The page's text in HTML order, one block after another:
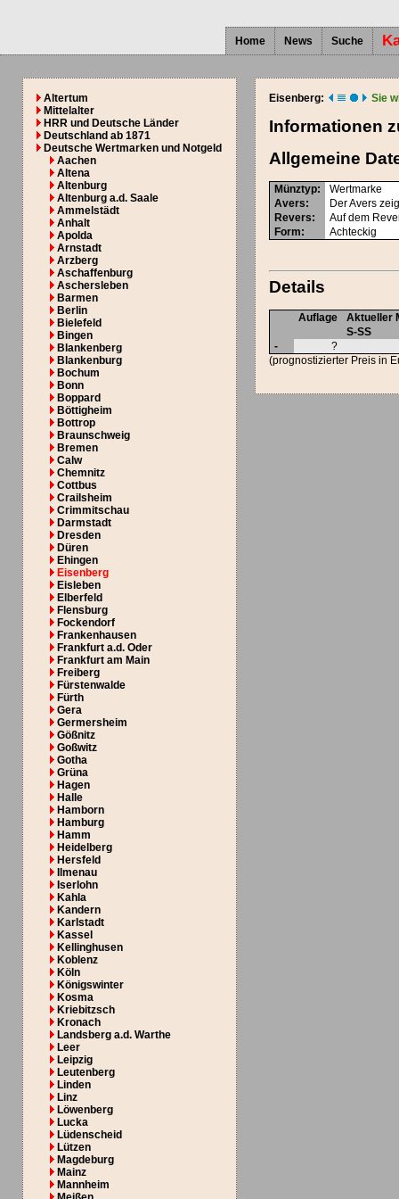
Home News Suche
Altertum
Mittelalter
HRR und Deutsche Länder
Deutschland ab 1871
Deutsche Wertmarken und Notgeld
Aachen
Altena
Altenburg
Altenburg a.d. Saale
Ammelstädt
Anhalt
Apolda
Arnstadt
Arzberg
Aschaffenburg
Aschersleben
Barmen
Berlin
Bielefeld
Bingen
Blankenberg
Blankenburg
Bochum
Bonn
Boppard
Böttigheim
Bottrop
Braunschweig
Bremen
Calw
Chemnitz
Cottbus
Crailsheim
Crimmitschau
Darmstadt
Dresden
Düren
Ehingen
Eisenberg
Eisleben
Elberfeld
Flensburg
Fockendorf
Frankenhausen
Frankfurt a.d. Oder
Frankfurt am Main
Freiberg
Fürstenwalde
Fürth
Gera
Germersheim
Gößnitz
Goßwitz
Gotha
Grüna
Hagen
Halle
Hamborn
Hamburg
Hamm
Heidelberg
Hersfeld
Ilmenau
Iserlohn
Kahla
Kandern
Karlstadt
Kassel
Kellinghusen
Koblenz
Köln
Königswinter
Kosma
Kriebitzsch
Kronach
Landsberg a.d. Warthe
Leer
Leipzig
Leutenberg
Linden
Linz
Löwenberg
Lucka
Lüdenscheid
Lützen
Magdeburg
Mainz
Mannheim
Eisenberg: Sie
Informationen
Allgemeine
Münztyp:
Wertmarke
Avers:
Der Avers
Revers:
Auf dem
Form: Achteckig
Details
Auflage
Aktueller
S-SS
-
?
(prognostizierter Preis in